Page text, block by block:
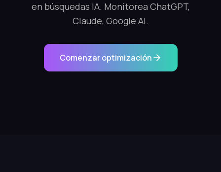
en búsquedas IA. Monitorea ChatGPT,
Claude, Google AI.
Comenzar optimización